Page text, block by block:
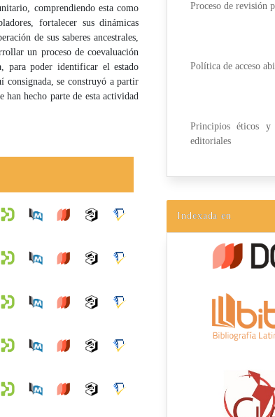
comprendiendo esta como
fortalecer sus dinámicas
de sus saberes ancestrales,
un proceso de coevaluación
para poder identificar el estado
se construyó a partir
han hecho parte de esta actividad
Proceso de revisión
Política de acceso
Principios éticos y
editoriales
Indexada en